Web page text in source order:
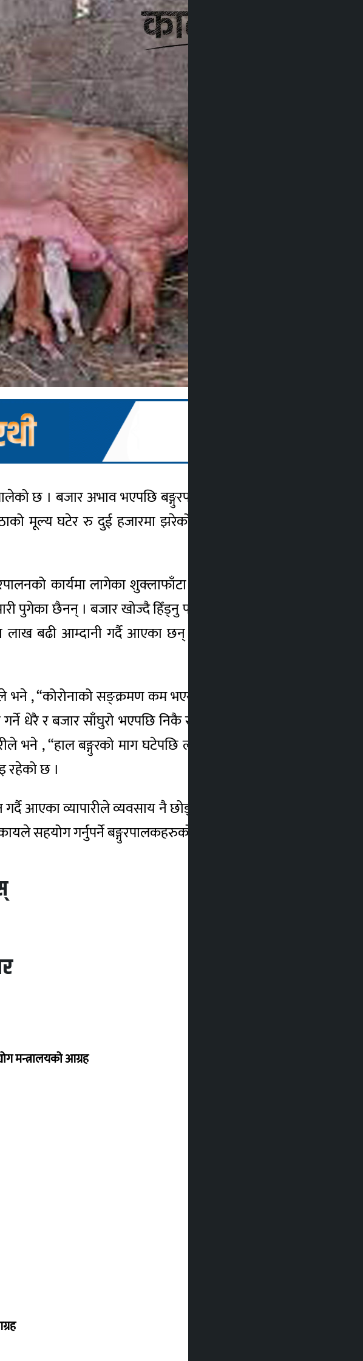
छ । बजार अभाव भएपछि बङ्गुरपालकले सस्तोमै बङ्गुर र पाठा
मूल्य घटेर रु दुई हजारमा झरेको छ । बङ्गुरको मासु रु २८०
कार्यमा लागेका शुक्लाफाँटा नगरपालिका–८ बेलडाँडीका
पुगेका छैनन् । बजार खोज्दै हिँड्नु परेको छ ।” चौधरीको फार्ममा
लाख बढी आम्दानी गर्दै आएका छन् । यहाँका किसानले ड्युरेक,
भने , “कोरोनाको सङ्क्रमण कम भएसँगै व्यवसाय अगाडि बढ्नेमा
धेरै र बजार साँघुरो भएपछि निकै समस्या भएको बताए । उनले
भने , “हाल बङ्गुरको माग घटेपछि लागत खर्च उठाउनसमेत हम्मे
रहेको छ ।
गर्दै आएका व्यापारीले व्यवसाय नै छोड्नुपर्ने अवस्था आएको दीपक
सहयोग गर्नुपर्ने बङ्गुरपालकहरुको भनाइ रहेको छ ।
मन्त्रालयको आग्रह